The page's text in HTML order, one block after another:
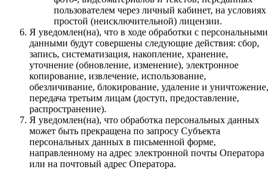
пользователем через личный кабинет, на условиях
простой (неисключительной) лицензии.
Я уведомлен(на), что в ходе обработки с персональными
данными будут совершены следующие действия: сбор,
запись, систематизация, накопление, хранение,
уточнение (обновление, изменение), электронное
копирование, извлечение, использование,
обезличивание, блокирование, удаление и уничтожение,
передача третьим лицам (доступ, предоставление,
распространение).
Я уведомлен(на), что обработка персональных данных
может быть прекращена по запросу Субъекта
персональных данных в письменной форме,
направленному на адрес электронной почты Оператора
или на почтовый адрес Оператора.